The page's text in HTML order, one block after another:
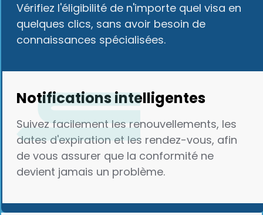
Vérifiez l'éligibilité de n'importe quel visa en
quelques clics, sans avoir besoin de
connaissances spécialisées.
Notifications intelligentes
Suivez facilement les renouvellements, les
dates d'expiration et les rendez-vous, afin
de vous assurer que la conformité ne
devient jamais un problème.